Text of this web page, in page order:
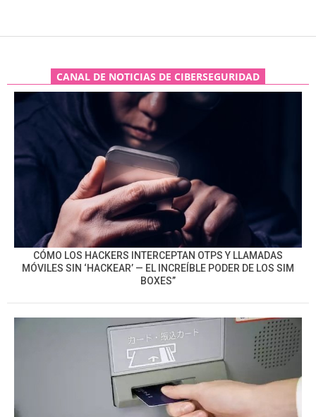
CANAL DE NOTICIAS DE CIBERSEGURIDAD
CÓMO LOS HACKERS INTERCEPTAN OTPS Y LLAMADAS
MÓVILES SIN ‘HACKEAR’ — EL INCREÍBLE PODER DE LOS SIM
BOXES”